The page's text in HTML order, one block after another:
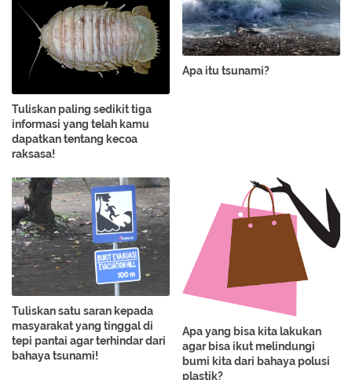
Tuliskan paling sedikit tiga
informasi yang telah kamu
dapatkan tentang kecoa
raksasa!
Apa itu tsunami?
Tuliskan satu saran kepada
masyarakat yang tinggal di
tepi pantai agar terhindar dari
bahaya tsunami!
Apa yang bisa kita lakukan
agar bisa ikut melindungi
bumi kita dari bahaya polusi
plastik?